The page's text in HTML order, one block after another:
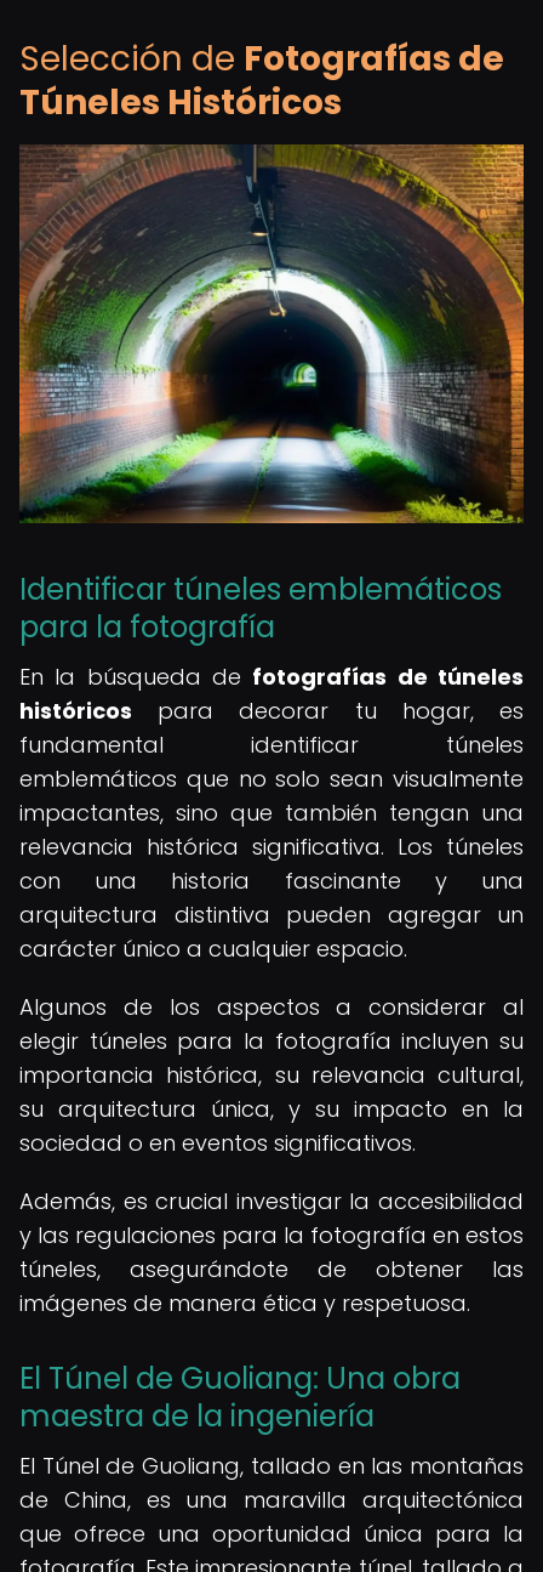
Selección de Fotografías de
Túneles Históricos
Identificar túneles emblemáticos
para la fotografía
En la búsqueda de fotografías de túneles
históricos para decorar tu hogar, es
fundamental identificar túneles
emblemáticos que no solo sean visualmente
impactantes, sino que también tengan una
relevancia histórica significativa. Los túneles
con una historia fascinante y una
arquitectura distintiva pueden agregar un
carácter único a cualquier espacio.
Algunos de los aspectos a considerar al
elegir túneles para la fotografía incluyen su
importancia histórica, su relevancia cultural,
su arquitectura única, y su impacto en la
sociedad o en eventos significativos.
Además, es crucial investigar la accesibilidad
y las regulaciones para la fotografía en estos
túneles, asegurándote de obtener las
imágenes de manera ética y respetuosa.
El Túnel de Guoliang: Una obra
maestra de la ingeniería
El Túnel de Guoliang, tallado en las montañas
de China, es una maravilla arquitectónica
que ofrece una oportunidad única para la